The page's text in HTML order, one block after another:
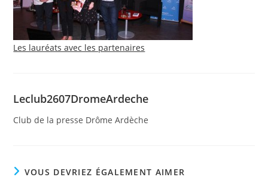
Les lauréats avec les partenaires
Leclub2607DromeArdeche
Club de la presse Drôme Ardèche
VOUS DEVRIEZ ÉGALEMENT AIMER